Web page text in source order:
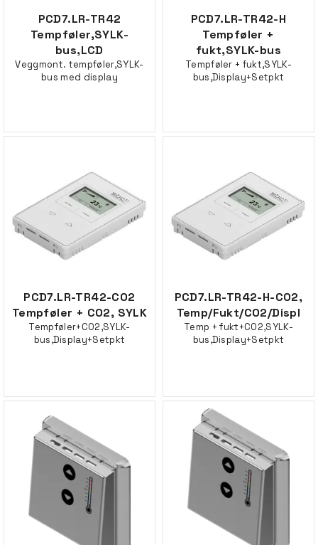
PCD7.LR-TR42
Tempføler,SYLK-
bus,LCD
Veggmont. tempføler,SYLK-
bus med display
PCD7.LR-TR42-H
Tempføler +
fukt,SYLK-bus
Tempføler + fukt,SYLK-
bus,Display+Setpkt
PCD7.LR-TR42-CO2
Tempføler + CO2, SYLK
Tempføler+CO2,SYLK-
bus,Display+Setpkt
PCD7.LR-TR42-H-CO2,
Temp/Fukt/CO2/Displ
Temp + fukt+CO2,SYLK-
bus,Display+Setpkt